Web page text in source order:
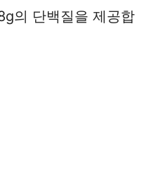
의 단백질을 제공합